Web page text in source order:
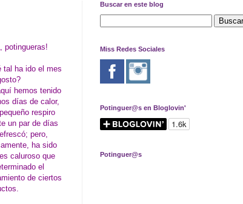
potingueras!
tal ha ido el mes
hemos tenido
días de calor,
respiro
un par de días
pero,
ha sido
caluroso que
el
de ciertos
Buscar en este blog
Miss Redes Sociales
Potinguer@s en Bloglovin'
Potinguer@s